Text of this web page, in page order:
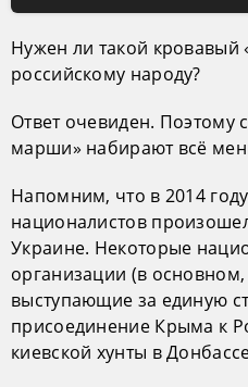
Нужен ли такой кровавый
российскому народу?
Ответ очевиден. Поэтому
марши» набирают всё
Напомним, что в 2014
националистов
Украине. Некоторые
организации (в
выступающие за единую
присоединение Крыма к
киевской хунты в